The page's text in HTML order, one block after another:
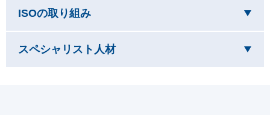
ISOの取り組みを閉じています
スペシャリスト人材を閉じています